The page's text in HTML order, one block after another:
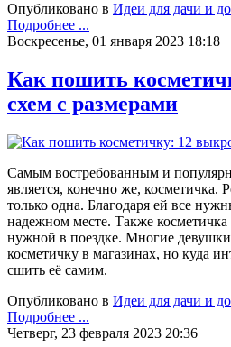
Опубликовано в Идеи для дачи и
Подробнее ...
Воскресенье, 01 января 2023 18:18
Как пошить
схем с размерами
Самым востребованным и
является, конечно же, косметичка.
только одна. Благодаря ей все
надежном месте. Также косметичка
нужной в поездке. Многие
косметичку в магазинах, но куда
сшить её самим.
Опубликовано в Идеи для дачи и
Подробнее ...
Четверг, 23 февраля 2023 20:36